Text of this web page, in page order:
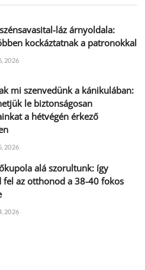
láz árnyoldala:
kockáztatnak a patronokkal
2026
mi szenvedünk a kánikulában:
le biztonságosan
a hétvégén érkező
2026
alá szorultunk: így
fel az otthonod a 38-40 fokos
2026